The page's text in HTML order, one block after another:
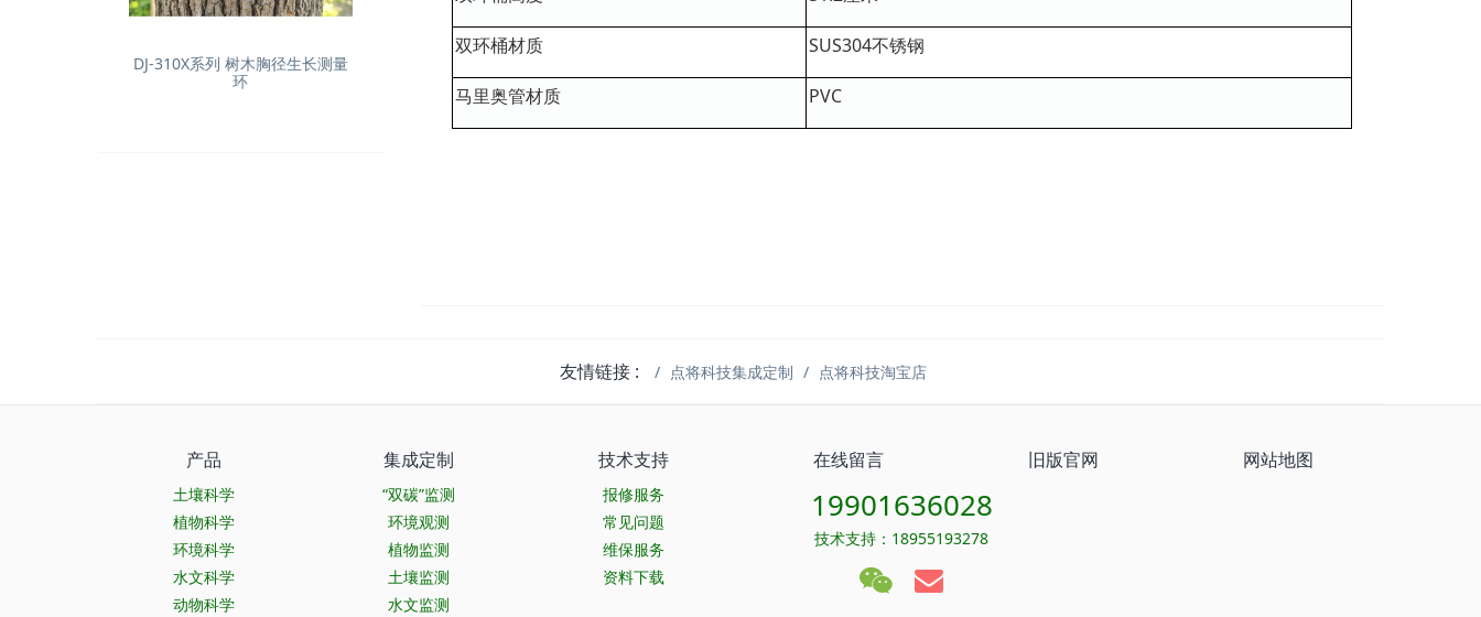
双环桶材质 SUS304不锈钢
马里奥管材质 PVC
DJ-310X系列 树木胸径生长测量
环
友情链接 : 点将科技集成定制 点将科技淘宝店
产品
土壤科学
植物科学
环境科学
水文科学
动物科学
集成定制
“双碳”监测
环境观测
植物监测
土壤监测
水文监测
技术支持
报修服务
常见问题
维保服务
资料下载
在线留言 旧版官网 网站地图
19901636028
技术支持：18955193278